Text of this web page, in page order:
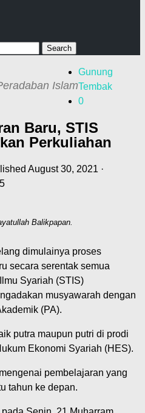
Islam
Gunung
Tembak
0
Baru, STIS
Perkuliahan
August 30, 2021 ·
Balikpapan.
dimulainya proses
secara serentak semua
Syariah (STIS)
musyawarah dengan
(PA).
putra maupun putri di prodi
Ekonomi Syariah (HES).
pembelajaran yang
tahun ke depan.